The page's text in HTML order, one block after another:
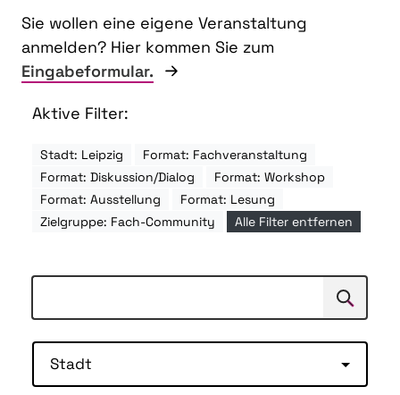
Sie wollen eine eigene Veranstaltung
anmelden? Hier kommen Sie zum
Eingabeformular.
Aktive Filter:
Stadt: Leipzig
Format: Fachveranstaltung
Format: Diskussion/Dialog
Format: Workshop
Format: Ausstellung
Format: Lesung
Zielgruppe: Fach-Community
Alle Filter entfernen
Suchen
Stadt